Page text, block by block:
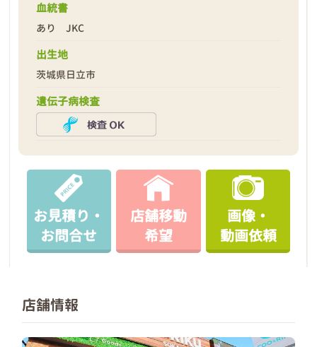
血統書
あり JKC
出生地
茨城県日立市
遺伝子病検査
お見積り・
お問合せ
店舗移動
希望
画像・
動画依頼
店舗情報